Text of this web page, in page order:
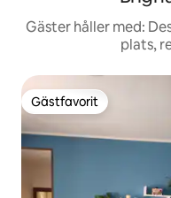
Gäster håller med:
plats,
Gästfavorit
Gästfavorit